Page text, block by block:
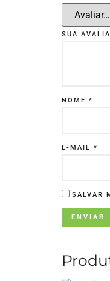
SUA
NOME *
E-MAIL *
SALVAR